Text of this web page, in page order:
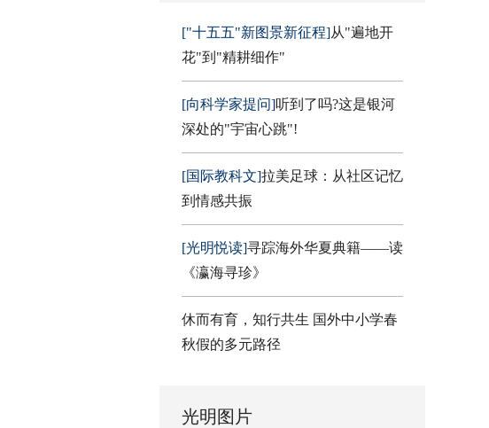
["十五五"新图景新征程]从"遍地开
花"到"精耕细作"
[向科学家提问]听到了吗?这是银河
深处的"宇宙心跳"!
[国际教科文]拉美足球：从社区记忆
到情感共振
[光明悦读]寻踪海外华夏典籍——读
《瀛海寻珍》
休而有育，知行共生 国外中小学春
秋假的多元路径
光明图片